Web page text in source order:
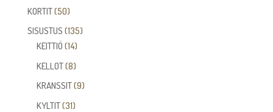
KORTIT 5050
tuotetta
SISUSTUS 135135
KEITTIÖ 1414
tuotetta
KELLOT 88
tuotetta
KRANSSIT 99
KYLTIT 3131